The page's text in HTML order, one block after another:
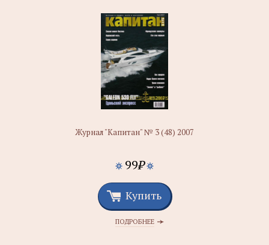
Журнал "Капитан" № 3 (48) 2007
99₽
Купить
ПОДРОБНЕЕ